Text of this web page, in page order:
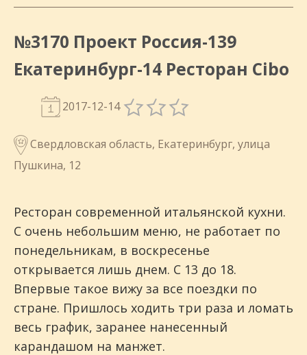
№3170 Проект Россия-139
Екатеринбург-14 Ресторан Cibo
2017-12-14
Свердловская область, Екатеринбург, улица
Пушкина, 12
Ресторан современной итальянской кухни.
С очень небольшим меню, не работает по
понедельникам, в воскресенье
открывается лишь днем. С 13 до 18.
Впервые такое вижу за все поездки по
стране. Пришлось ходить три раза и ломать
весь график, заранее нанесенный
карандашом на манжет.